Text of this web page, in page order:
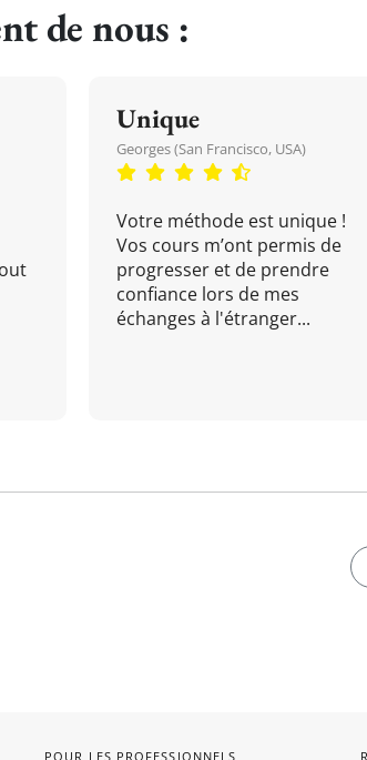
de nous :
Unique
Georges (San Francisco, USA)
Votre méthode est unique !
Vos cours m’ont permis de
progresser et de prendre
confiance lors de mes
échanges à l'étranger...
POUR LES PROFESSIONNELS